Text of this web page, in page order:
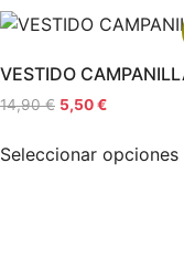
VESTIDO
14,90€ 5,50€
Seleccionar opciones